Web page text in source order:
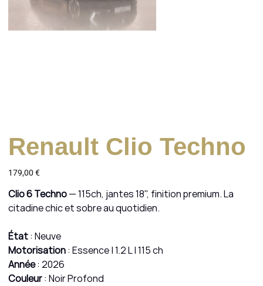
Renault Clio Techno
Prix
179,00 €
Clio 6 Techno— 115ch, jantes 18", finition premium. La
citadine chic et sobre au quotidien.
État: Neuve
Motorisation: Essence | 1.2 L | 115 ch
Année: 2026
Couleur: Noir Profond